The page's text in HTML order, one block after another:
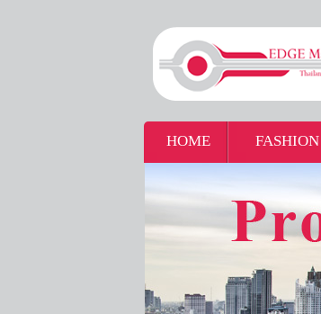
HOME FASHION